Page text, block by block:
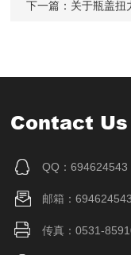
下一篇： 关于瓶盖扭
Contact Us
QQ：694624543
邮箱：
传真：0531-